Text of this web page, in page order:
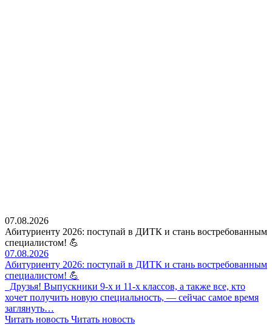
07.08.2026
Абитуриенту 2026: поступай в ДИТК и стань востребованным
специалистом! 💪
07.08.2026
Абитуриенту 2026: поступай в ДИТК и стань востребованным
специалистом! 💪
Друзья! Выпускники 9-х и 11-х классов, а также все, кто
хочет получить новую специальность, — сейчас самое время
заглянуть…
Читать новость Читать новость